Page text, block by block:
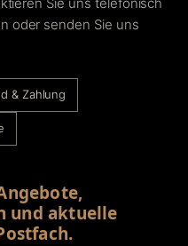
oder senden Sie uns
& Zahlung
und aktuelle